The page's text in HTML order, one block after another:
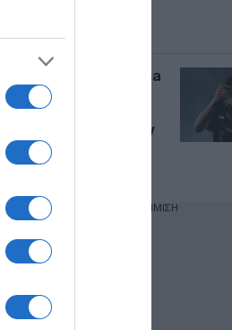
Νέα Σμύρνη: Ο Daima
είναι ο 23χρονος
τράπερ που
συνελήφθη μετά την
καταδίωξη – Γιος
γνωστού ηθοποιού
ΔΙΑΦΗΜΙΣΗ